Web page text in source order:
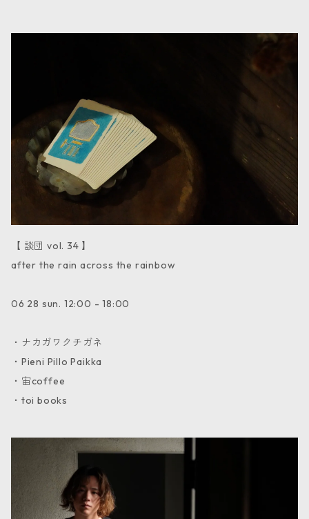
【 談団 vol. 34 】
after the rain across the rainbow
06 28 sun. 12:00 - 18:00
・ナカガワクチガネ
・Pieni Pillo Paikka
・宙coffee
・toi books